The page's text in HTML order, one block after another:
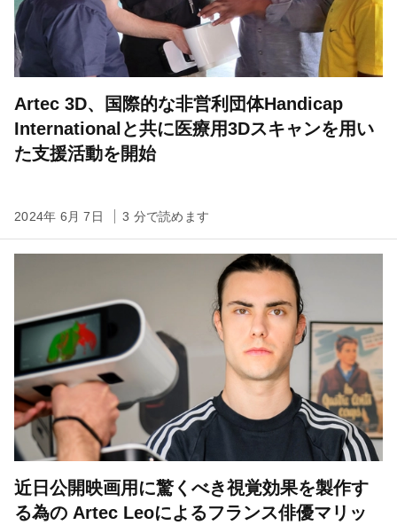
Artec 3D、国際的な非営利団体Handicap
Internationalと共に医療用3Dスキャンを用い
た支援活動を開始
2024年 6月 7日 3 分で読めます
近日公開映画用に驚くべき視覚効果を製作す
る為の Artec Leoによるフランス俳優マリッ